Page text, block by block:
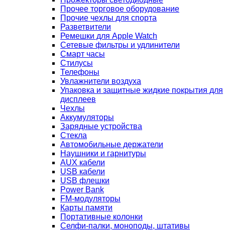
Прочее торговое оборудование
Прочие чехлы для спорта
Разветвители
Ремешки для Apple Watch
Сетевые фильтры и удлинители
Смарт часы
Стилусы
Телефоны
Увлажнители воздуха
Упаковка и защитные жидкие покрытия для
дисплеев
Чехлы
Аккумуляторы
Зарядные устройства
Стекла
Автомобильные держатели
Наушники и гарнитуры
AUX кабели
USB кабели
USB флешки
Power Bank
FM-модуляторы
Карты памяти
Портативные колонки
Селфи-палки, моноподы, штативы